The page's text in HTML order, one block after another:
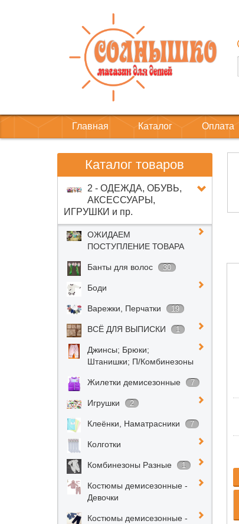
Главная Каталог Оплата
Каталог товаров
2 - ОДЕЖДА, ОБУВЬ,
АКСЕССУАРЫ,
ИГРУШКИ и пр.
ОЖИДАЕМ
ПОСТУПЛЕНИЕ ТОВАРА
Банты для волос 30
Боди
Варежки, Перчатки 19
ВСЁ ДЛЯ ВЫПИСКИ 1
Джинсы; Брюки;
Штанишки; П/Комбинезоны
Жилетки демисезонные 7
Игрушки 2
Клеёнки, Наматрасники 7
Колготки
Комбинезоны Разные 1
Костюмы демисезонные -
Девочки
Костюмы демисезонные -